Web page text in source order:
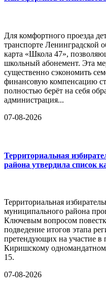
Для комфортного проезда
транспорте Ленинградской
карта «Школа 47»,
школьный абонемент. Эта
существенно сэкономить
финансовую компенсацию
полностью берёт на себя
администрация...
07-08-2026
Территориальная
района утвердила список
Территориальная
муниципального района
Ключевым вопросом
подведение итогов этапа
претендующих на участие в
Киришскому
15.
07-08-2026